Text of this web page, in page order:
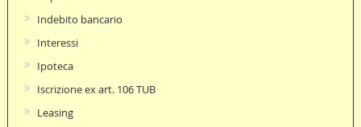
Indebito bancario
Interessi
Ipoteca
Iscrizione ex art. 106 TUB
Leasing